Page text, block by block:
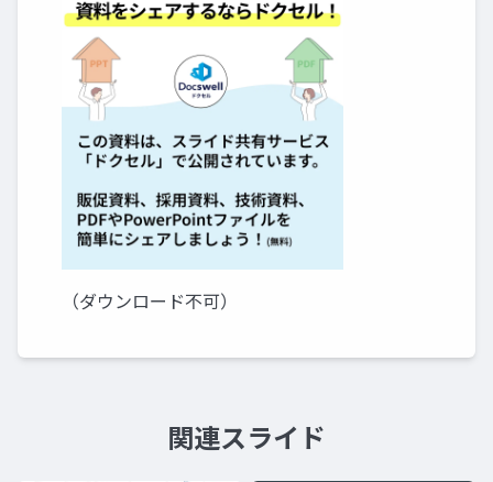
（ダウンロード不可）
関連スライド